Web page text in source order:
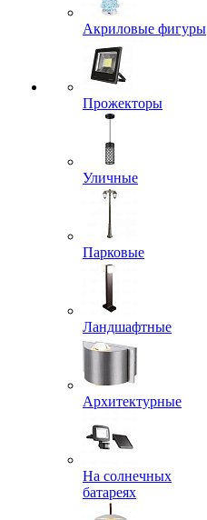
Акриловые фигуры
Прожекторы
Уличные
Парковые
Ландшафтные
Архитектурные
На солнечных
батареях